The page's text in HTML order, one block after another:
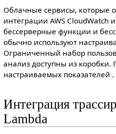
Облачные сервисы, которые
интеграции AWS CloudWatch
бессерверные функции и
обычно используют
Ограниченный набор
анализ доступны из коробки.
настраиваемых показателей .
Интеграция
Lambda